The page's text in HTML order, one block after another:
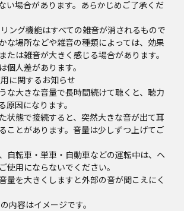
い場合があります。あらかじめご了承くだ
ング機能はすべての雑音が消されるもので
な場所などや雑音の種類によっては、効果
たは雑音が大きく感じる場合があります。
個人差があります。
に関するお知らせ
な大きな音量で長時間続けて聴くと、聴力
原因になります。
状態で接続すると、突然大きな音が出て耳
ことがあります。音量は少しずつ上げてご
自転車・単車・自動車などの運転中は、ヘ
使用にならないでください。
量を大きくしますと外部の音が聞こえにく
内容はイメージです。